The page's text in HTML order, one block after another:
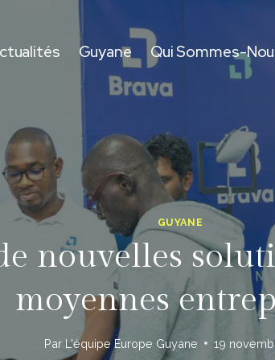
Guyane Qui Sommes-
GUYANE
nouvelles
moyennes
Par L'équipe Europe Guyane 19